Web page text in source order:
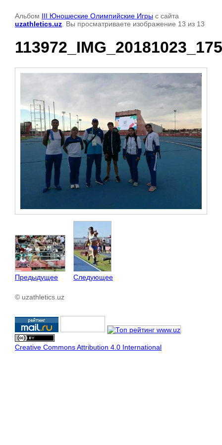
Альбом III Юношеские Олимпийские Игры с сайта
uzathletics.uz . Вы просматриваете изображение 13 из 13
Предыдущее Следующее
© uzathletics.uz
Creative Commons Attribution 4.0 International